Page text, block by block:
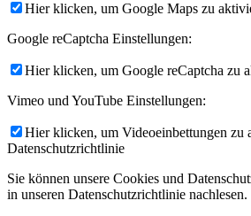
Hier klicken, um Google Maps zu
Google reCaptcha Einstellungen:
Hier klicken, um Google reCaptcha zu
Vimeo und YouTube Einstellungen:
Hier klicken, um Videoeinbettungen zu
Datenschutzrichtlinie
Sie können unsere Cookies und
in unseren Datenschutzrichtlinie nachlesen.